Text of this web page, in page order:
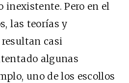
inexistente. Pero en el
las teorías y
casi
algunas
uno de los escollos